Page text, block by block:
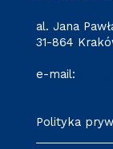
al. Jana
31-864
e-mail:
Polityka